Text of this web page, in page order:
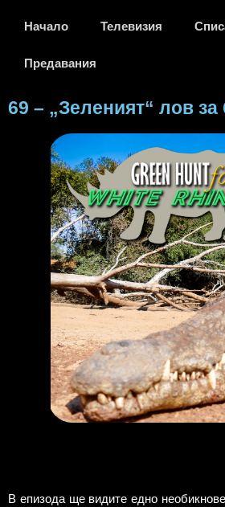
Начало Телевизия
Предавания
69 – „Зеленият“ лов
В епизода ще видите едно